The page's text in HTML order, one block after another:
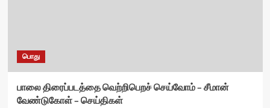
பொது
பாலை திரைப்படத்தை வெற்றிபெறச் செய்வோம் – சீமான்
வேண்டுகோள் – செய்திகள்